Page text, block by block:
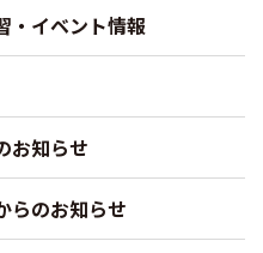
・イベント情報
お知らせ
らのお知らせ